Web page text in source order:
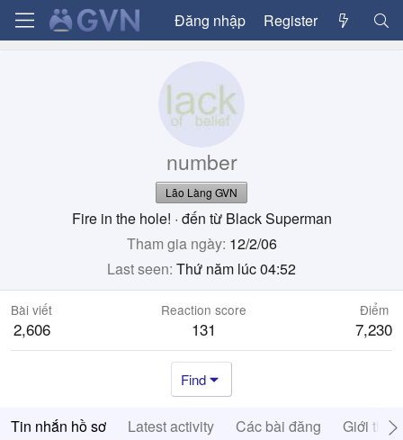
Đăng nhập Register
number
Lão Làng GVN
Fire in the hole! · đến từ Black Superman
Tham gia ngày 12/2/06
Last seen Thứ năm lúc 04:52
Bài viết
2,606
Reaction score
131
Điểm
7,230
Find
Tin nhắn hồ sơ Latest activity Các bài đăng Giới thiệu